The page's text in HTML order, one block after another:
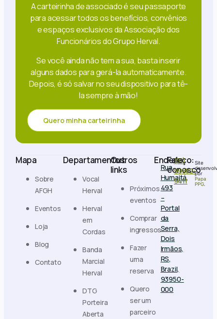
A carteirinha de associado é seu passaporte
para acessar todos os benefícios, convênios
e espaços exclusivos da Associação dos
Funcionários do Grupo Herval.
Se você ainda não tem a sua, basta inserir
alguns dados para gerá-la automaticamente.
Depois, é só salvar no seu dispositivo para tê-
la sempre à mão!
Quero minha carteirinha
Mapa
Sobre
AFGH
Eventos
Loja
Blog
Contato
Departamentos
Vocal
Herval
Herval
em
Cordas
Banda
Marcial
Herval
DTG
Porteira
Aberta
Outros
links
Próximos
eventos
Comprar
ingressos
Fazer
uma
reserva
Quero
ser um
parceiro
Endereço:
Rua
Humaitá,
493
–
Portal
da
Serra,
Dois
Irmãos,
RS,
Brazil,
93950-
000
Fale
conosco
(51)
99882-
9411
Site
por
Papa
PPG.